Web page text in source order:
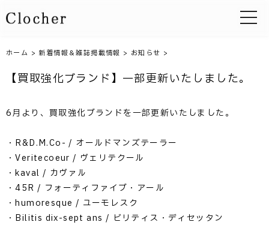
toggle
ホーム > 新着情報＆雑誌掲載情報 > お知らせ >
【買取強化ブランド】一部更新いたしました。
6月より、買取強化ブランドを一部更新いたしました。
・R&D.M.Co- / オールドマンズテーラー
・Veritecoeur / ヴェリテクール
・kaval / カヴァル
・45R / フォーティファイブ・アール
・humoresque / ユーモレスク
・Bilitis dix-sept ans / ビリティス・ディセッタン